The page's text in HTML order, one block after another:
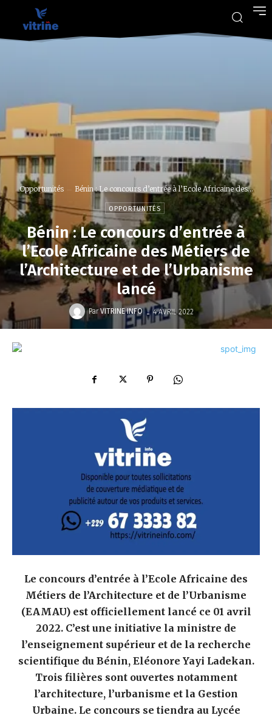
Opportunités Bénin : Le concours d’entrée à l’Ecole Africaine des...
OPPORTUNITÉS
Bénin : Le concours d’entrée à
l’Ecole Africaine des Métiers de
l’Architecture et de l’Urbanisme
lancé
Par VITRINE INFO - 4 AVRIL 2022
Le concours d’entrée à l’Ecole Africaine des
Métiers de l’Architecture et de l’Urbanisme
(EAMAU) est officiellement lancé ce 01 avril
2022. C’est une initiative la ministre de
l’enseignement supérieur et de la recherche
scientifique du Bénin, Eléonore Yayi Ladekan.
Trois filières sont ouvertes notamment
l’architecture, l’urbanisme et la Gestion
Urbaine. Le concours se tiendra au Lycée